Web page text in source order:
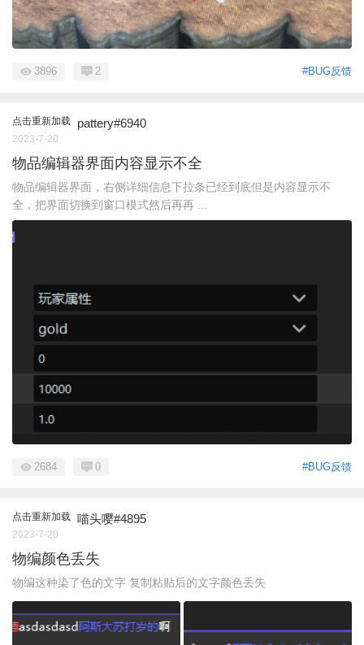
#BUG反馈
3896 2
点击重新加载 pattery#6940
2023-7-20
物品编辑器界面内容显示不全
物品编辑器界面，右侧详细信息下拉条已经到底但是内容显示不
全，把界面切换到窗口模式然后再再 ...
#BUG反馈
2684 0
点击重新加载 喵头嘤#4895
2023-7-20
物编颜色丢失
物编这种染了色的文字 复制粘贴后的文字颜色丢失